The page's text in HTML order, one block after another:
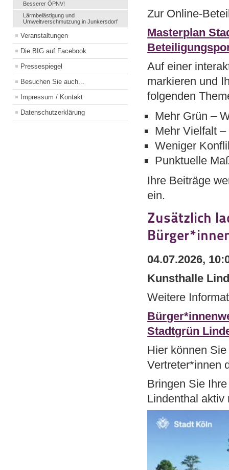
Besserer ÖPNV!
Lärmbelästigung und
Umweltverschmutzung in Junkersdorf
Veranstaltungen
Die BIG auf Facebook
Pressespiegel
Besuchen Sie auch...
Impressum / Kontakt
Datenschutzerklärung
Zur Online-
Masterplan
Auf einer
markieren und
folgenden
Mehr Grün –
Mehr Vielfalt
Weniger
Punktuelle
Ihre Beiträge
ein.
Zusätzlich
04.07.2026,
Kunsthalle
Weitere
Stadtgrün
Hier können
Vertreter*innen
Bringen Sie
Lindenthal aktiv